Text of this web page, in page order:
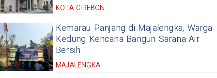
KOTA CIREBON
Kemarau Panjang di Majalengka, Warga
Kedung Kencana Bangun Sarana Air
Bersih
MAJALENGKA